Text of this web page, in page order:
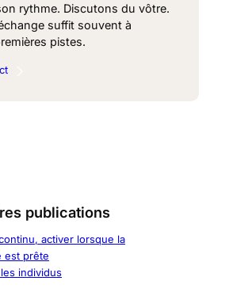
rythme. Discutons du vôtre.
suffit souvent à
pistes.
publications
activer lorsque la
est prête
individus